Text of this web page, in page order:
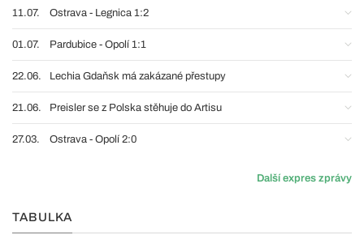
11.07. Ostrava - Legnica 1:2
01.07. Pardubice - Opolí 1:1
22.06. Lechia Gdaňsk má zakázané přestupy
21.06. Preisler se z Polska stěhuje do Artisu
27.03. Ostrava - Opolí 2:0
Další expres zprávy
TABULKA